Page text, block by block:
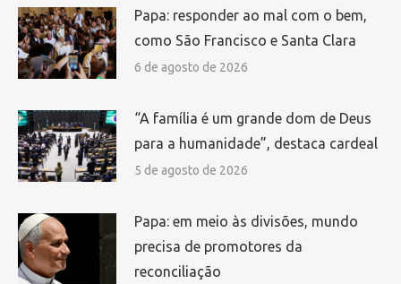
Papa: responder ao mal com o bem,
como São Francisco e Santa Clara
6 de agosto de 2026
“A família é um grande dom de Deus
para a humanidade”, destaca cardeal
5 de agosto de 2026
Papa: em meio às divisões, mundo
precisa de promotores da
reconciliação